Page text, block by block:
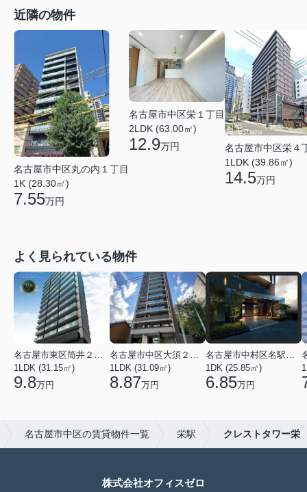
近隣の物件
名古屋市中区丸の内１丁目
1K (28.30㎡)
7.55万円
名古屋市中区栄１丁目
2LDK (63.00㎡)
12.9万円
名古屋市中区栄４
1LDK (39.86㎡)
14.5万円
よく見られている物件
名古屋市東区筒井２丁目
1LDK (31.15㎡)
9.8万円
名古屋市中区大須２丁目
1LDK (31.09㎡)
8.87万円
名古屋市中村区名駅南３丁目
1DK (25.85㎡)
6.85万円
名古屋市中区の賃貸物件一覧 栄駅 クレストタワー栄
株式会社オフィスゼロ